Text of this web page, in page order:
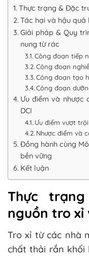
Thực trạng & Đặc
Tác hại và hậu quả
Giải pháp & Quy
nung từ rác
Công đoạn tiếp
Công đoạn
Công đoạn tạo
Công đoạn
Ưu điểm và nhược
DCI
Ưu điểm vượt trội
Nhược điểm và
Đồng hành cùng
bền vững
Kết luận
Thực
nguồn tro xỉ
Tro xỉ từ các nhà
chất thải rắn khối